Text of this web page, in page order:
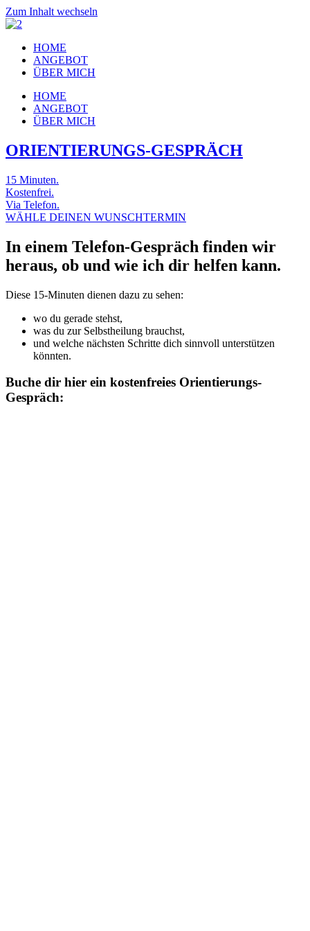
Zum Inhalt wechseln
HOME
ANGEBOT
ÜBER MICH
HOME
ANGEBOT
ÜBER MICH
ORIENTIERUNGS-GESPRÄCH
15 Minuten.
Kostenfrei.
Via Telefon.
WÄHLE DEINEN WUNSCHTERMIN
In einem Telefon-Gespräch finden wir
heraus, ob und wie ich dir helfen kann.
Diese 15-Minuten dienen dazu zu sehen:
wo du gerade stehst,
was du zur Selbstheilung brauchst,
und welche nächsten Schritte dich sinnvoll unterstützen
könnten.
Buche dir hier ein kostenfreies Orientierungs-
Gespräch: